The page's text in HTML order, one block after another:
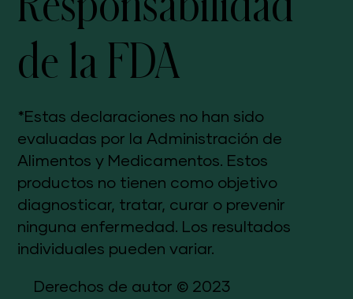
Derechos de autor © 2023
de la FDA
*Estas declaraciones no han sido
evaluadas por la Administración de
Alimentos y Medicamentos. Estos
productos no tienen como objetivo
diagnosticar, tratar, curar o prevenir
ninguna enfermedad. Los resultados
individuales pueden variar.